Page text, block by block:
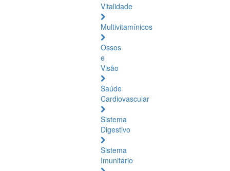
Vitalidade
Multivitamínicos
Ossos
e
Visão
Saúde
Cardiovascular
Sistema
Digestivo
Sistema
Imunitário